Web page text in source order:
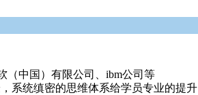
（中国）有限公司、ibm公司等
系统缜密的思维体系给学员专业的提升